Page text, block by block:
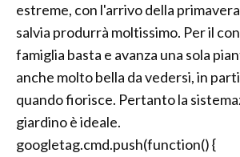
estreme, con l'arrivo della
salvia produrrà moltissimo. Per il
famiglia basta e avanza una sola
anche molto bella da vedersi, in
quando fiorisce. Pertanto la
giardino è ideale.
googletag.cmd.push(function() {